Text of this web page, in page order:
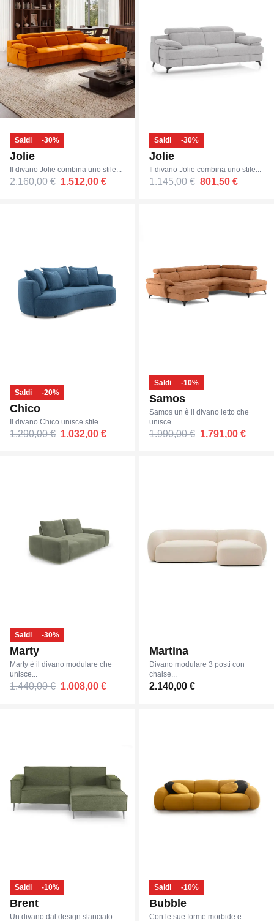
Saldi -30%
Jolie
Il divano Jolie combina uno stile...
2.160,00 € 1.512,00 €
Saldi -30%
Jolie
Il divano Jolie combina uno stile...
1.145,00 € 801,50 €
Saldi -20%
Chico
Il divano Chico unisce stile...
1.290,00 € 1.032,00 €
Saldi -10%
Samos
Samos un è il divano letto che
unisce...
1.990,00 € 1.791,00 €
Saldi -30%
Marty
Marty è il divano modulare che
unisce...
1.440,00 € 1.008,00 €
Martina
Divano modulare 3 posti con
chaise...
2.140,00 €
Saldi -10%
Brent
Un divano dal design slanciato
Saldi -10%
Bubble
Con le sue forme morbide e